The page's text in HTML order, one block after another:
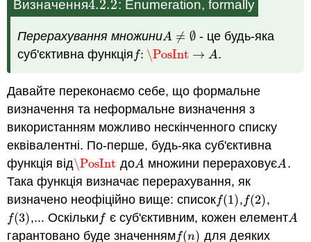
Визначення4.2.2
4.2.2: Enumeration, formally
Перерахування множиниA ≠ ∅
A≠∅
- це будь-яка
суб'єктивна функція f: \PosInt → A
f:\PosInt→ A .
Давайте переконаємо себе, що формальне
визначення та неформальне визначення з
використанням можливо нескінченного списку
еквівалентні. По-перше, будь-яка суб'єктивна
функція від\PosInt
\PosInt доA
A множини перераховуєA
A.
Така функція визначає перерахування, як
визначено неофіційно вище: списокf(1)
f(1) , f(2)
f(2) ,
f(3)
f(3) ,... Оскільки f
f є суб'єктивним, кожен елементA
A
гарантовано буде значеннямf(n)
f(n) для деяких